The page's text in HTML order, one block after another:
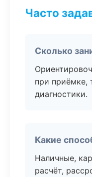
Часто
Сколько
при приёмке,
диагностики.
Какие
Наличные,
расчёт,